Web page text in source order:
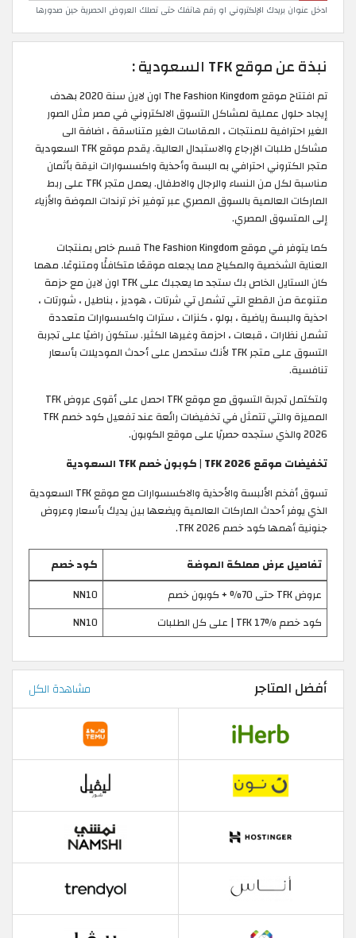
ادخل عنوان بريدك الإلكتروني او رقم هاتفك حتى تصلك العروض الحصرية حين صدورها
نبذة عن موقع TFK السعودية :
تم افتتاح موقع The Fashion Kingdom اون لاين سنة 2020 بهدف
إيجاد حلول عملية لمشاكل التسوق الالكتروني في مصر مثل الصور
الغير احترافية للمنتجات ، المقاسات الغير متناسقة ، اضافة الى
مشاكل طلبات الإرجاع والاستبدال العالية. يقدم موقع TFK السعودية
متجر الكتروني احترافي به البسة وأحذية واكسسوارات انيقة بأثمان
مناسبة لكل من النساء والرجال والاطفال. يعمل متجر TFK على ربط
الماركات العالمية بالسوق المصري عبر توفير آخر ترندات الموضة والأزياء
إلى المتسوق المصري.
كما يتوفر في موقع The Fashion Kingdom قسم خاص بمنتجات
العناية الشخصية والمكياج مما يجعله موقعًا متكافئًا ومتنوعًا. مهما
كان الستايل الخاص بك ستجد ما يعجبك على TFK اون لاين مع حزمة
متنوعة من القطع التي تشمل تي شرتات ، هوديز ، بناطيل ، شورتات ،
احذية والبسة رياضية ، بولو ، كنزات ، سترات واكسسوارات متعددة
تشمل نظارات ، قبعات ، احزمة وغيرها الكثير. ستكون راضيًا على تجربة
التسوق على متجر TFK لأنك ستحصل على أحدث الموديلات بأسعار
تنافسية.
ولتكتمل تجربة التسوق مع موقع TFK احصل على أقوى عروض TFK
المميزة والتي تتمثل في تخفيضات رائعة عند تفعيل كود خصم TFK
2026 والذي ستجده حصريًا على موقع الكوبون.
تخفيضات موقع TFK 2026 | كوبون خصم TFK السعودية
تسوق أفخم الألبسة والأحذية والاكسسوارات مع موقع TFK السعودية
الذي يوفر أحدث الماركات العالمية ويضعها بين يديك بأسعار وعروض
جنونية أهمها كود خصم TFK 2026.
تفاصيل عرض مملكة الموضة
كود خصم
عروض TFK حتى 70% + كوبون خصم
NN10
كود خصم TFK 17% | على كل الطلبات
NN10
أفضل المتاجر مشاهدة الكل